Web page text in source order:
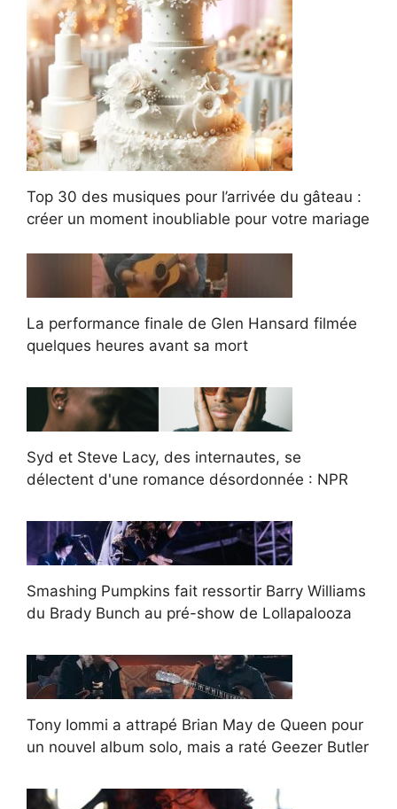
Top 30 des musiques pour l’arrivée du gâteau :
créer un moment inoubliable pour votre mariage
La performance finale de Glen Hansard filmée
quelques heures avant sa mort
Syd et Steve Lacy, des internautes, se
délectent d'une romance désordonnée : NPR
Smashing Pumpkins fait ressortir Barry Williams
du Brady Bunch au pré-show de Lollapalooza
Tony Iommi a attrapé Brian May de Queen pour
un nouvel album solo, mais a raté Geezer Butler